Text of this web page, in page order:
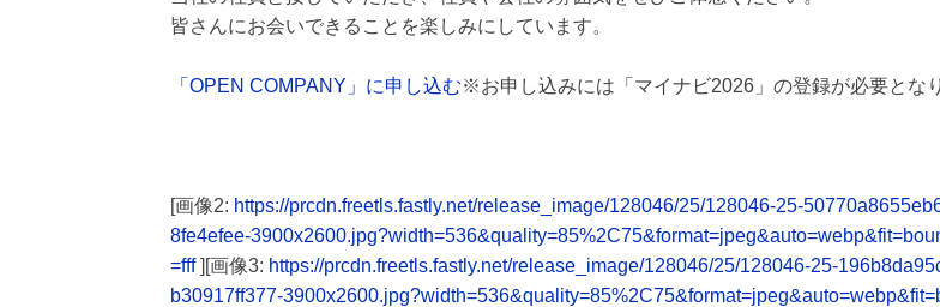
皆さんにお会いできることを楽しみにしています。
「OPEN COMPANY」に申し込む※お申し込みには「マイナビ2026」の登録が必要とな
[画像2: https://prcdn.freetls.fastly.net/release_image/128046/25/128046-25-
8fe4efee-
=fff][画像3: https://prcdn.freetls.fastly.net/release_image/128046/25/128046-25-
b30917ff377-